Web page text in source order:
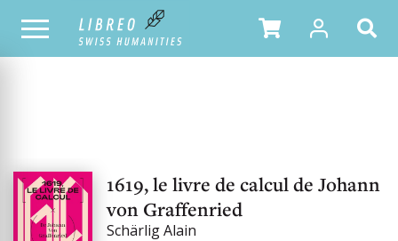
NOTRE CATALOGUE
1619, le livre de calcul de Johann
von Graffenried
Schärlig Alain